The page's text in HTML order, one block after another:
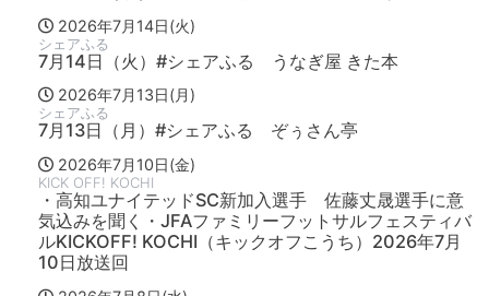
2026年7月14日(火)
シェアふる
7月14日（火）#シェアふる うなぎ屋 きた本
2026年7月13日(月)
シェアふる
7月13日（月）#シェアふる ぞぅさん亭
2026年7月10日(金)
KICK OFF! KOCHI
・高知ユナイテッドSC新加入選手 佐藤丈晟選手に意
気込みを聞く・JFAファミリーフットサルフェスティバ
ルKICKOFF! KOCHI（キックオフこうち）2026年7月
10日放送回